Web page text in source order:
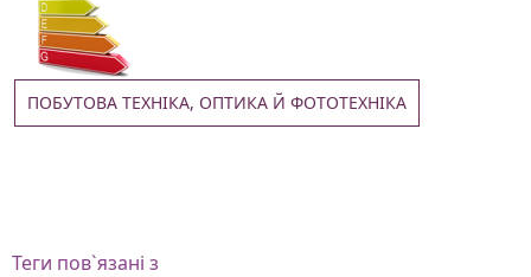
ПОБУТОВА ТЕХНІКА, ОПТИКА Й ФОТОТЕХНІКА
Теги пов`язані з